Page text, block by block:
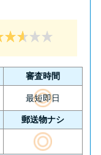
悪質な手口に
からお金を借り
と借りた場合
審査時間
最短即日
郵送物ナシ